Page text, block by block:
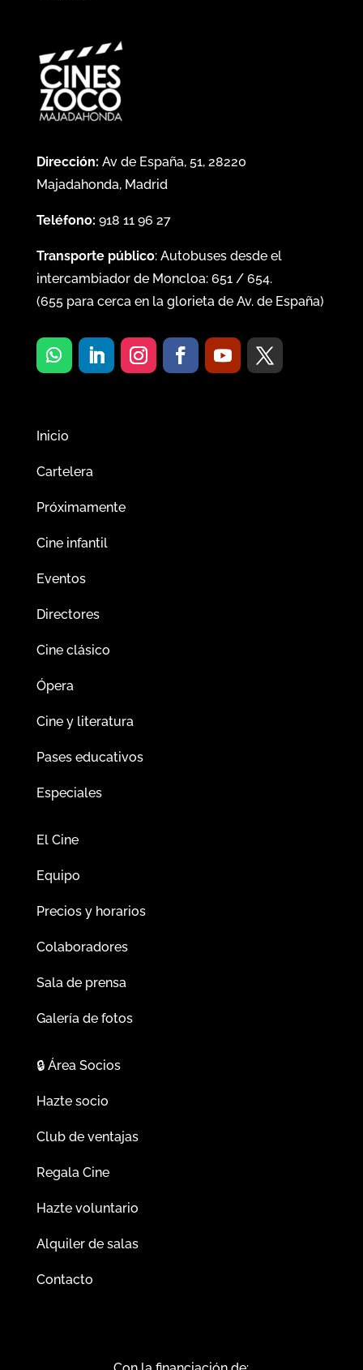
Dirección: Av de España, 51, 28220
Majadahonda, Madrid
Teléfono: 918 11 96 27
Transporte público: Autobuses desde el
intercambiador de Moncloa: 651/ 654.
(655para cerca en la glorieta de Av. de España)
Inicio
Cartelera
Próximamente
Cine infantil
Eventos
Directores
Cine clásico
Ópera
Cine y literatura
Pases educativos
Especiales
El Cine
Equipo
Precios y horarios
Colaboradores
Sala de prensa
Galería de fotos
🔒Área Socios
Hazte socio
Club de ventajas
Regala Cine
Hazte voluntario
Alquiler de salas
Contacto